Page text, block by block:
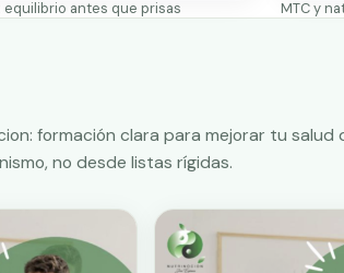
equilibrio antes que prisas MTC y
formación clara para mejorar tu salud
no desde listas rígidas.